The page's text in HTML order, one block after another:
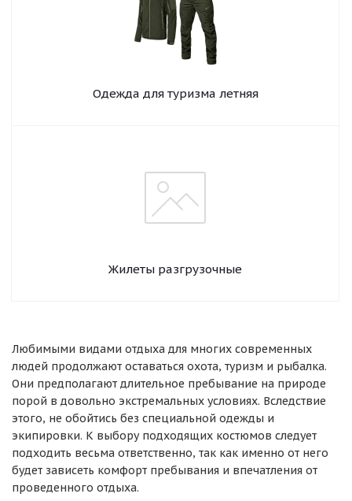
Одежда для туризма летняя
Жилеты разгрузочные
Любимыми видами отдыха для многих современных
людей продолжают оставаться охота, туризм и рыбалка.
Они предполагают длительное пребывание на природе
порой в довольно экстремальных условиях. Вследствие
этого, не обойтись без специальной одежды и
экипировки. К выбору подходящих костюмов следует
подходить весьма ответственно, так как именно от него
будет зависеть комфорт пребывания и впечатления от
проведенного отдыха.